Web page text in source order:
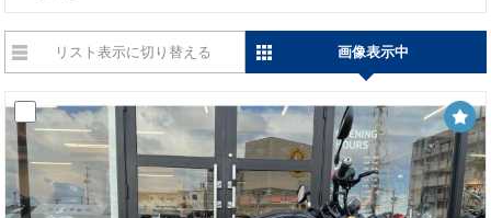
リスト表示に切り替える 画像表示中